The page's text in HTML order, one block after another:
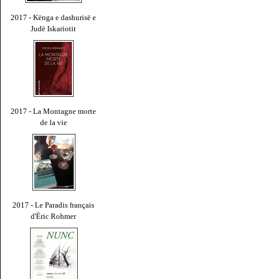
2017 - Kënga e dashurisë e
Judë Iskariotit
2017 - La Montagne morte
de la vie
2017 - Le Paradis français
d'Éric Rohmer